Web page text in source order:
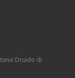
Druido di